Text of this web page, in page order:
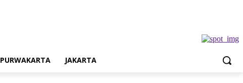
PURWAKARTA JAKARTA